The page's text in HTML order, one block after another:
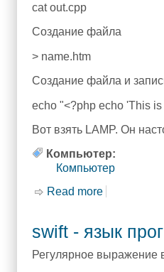
cat out.cpp
Создание файла
> name.htm
Создание файла и
echo "<?php echo 'This
Вот взять LAMP. Он
Компьютер:
Компьютер
Read more
swift - язык
Регулярное выражение